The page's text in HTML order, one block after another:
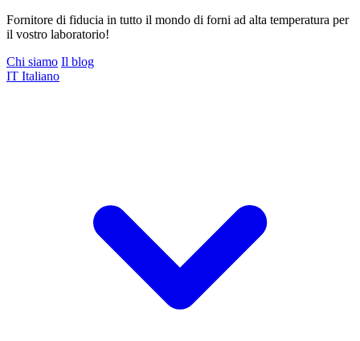
Fornitore di fiducia in tutto il mondo di forni ad alta temperatura per
il vostro laboratorio!
Chi siamo Il blog
IT Italiano